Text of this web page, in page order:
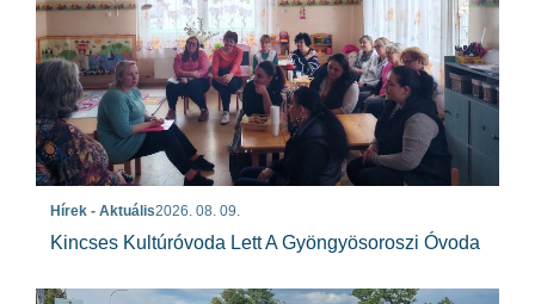
Hírek - Aktuális2026. 08. 09.
Kincses Kultúróvoda Lett A Gyöngyösoroszi Óvoda